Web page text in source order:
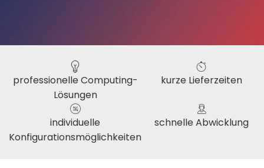
professionelle Computing-
Lösungen
kurze Lieferzeiten
individuelle
Konfigurationsmöglichkeiten
schnelle Abwicklung